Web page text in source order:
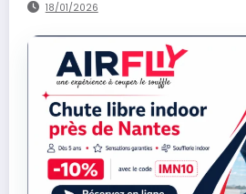
18/01/2026